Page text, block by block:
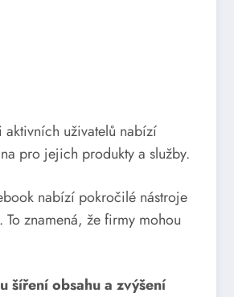
uživatelů nabízí
pro jejich produkty a služby.
nabízí pokročilé nástroje
znamená, že firmy mohou
šíření obsahu a zvýšení